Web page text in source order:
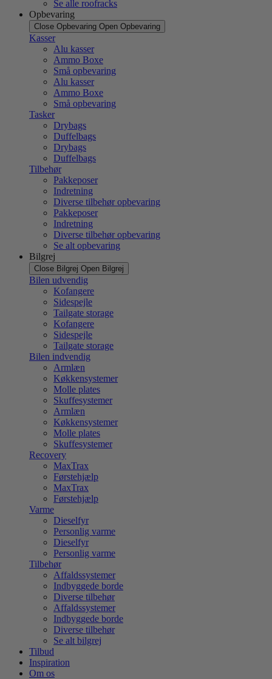
Se alle roofracks
Opbevaring
Close Opbevaring Open Opbevaring
Kasser
Alu kasser
Ammo Boxe
Små opbevaring
Alu kasser
Ammo Boxe
Små opbevaring
Tasker
Drybags
Duffelbags
Drybags
Duffelbags
Tilbehør
Pakkeposer
Indretning
Diverse tilbehør opbevaring
Pakkeposer
Indretning
Diverse tilbehør opbevaring
Se alt opbevaring
Bilgrej
Close Bilgrej Open Bilgrej
Bilen udvendig
Kofangere
Sidespejle
Tailgate storage
Kofangere
Sidespejle
Tailgate storage
Bilen indvendig
Armlæn
Køkkensystemer
Molle plates
Skuffesystemer
Armlæn
Køkkensystemer
Molle plates
Skuffesystemer
Recovery
MaxTrax
Førstehjælp
MaxTrax
Førstehjælp
Varme
Dieselfyr
Personlig varme
Dieselfyr
Personlig varme
Tilbehør
Affaldssystemer
Indbyggede borde
Diverse tilbehør
Affaldssystemer
Indbyggede borde
Diverse tilbehør
Se alt bilgrej
Tilbud
Inspiration
Om os